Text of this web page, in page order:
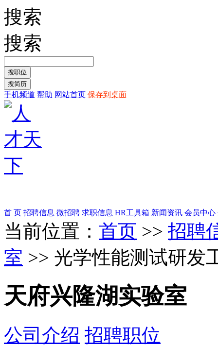
搜索
搜索
手机频道 帮助 网站首页 保存到桌面
首 页 招聘信息 微招聘 求职信息 HR工具箱 新闻资讯 会员中心
当前位置： 首页 >> 招聘
室 >> 光学性能测试研发
天府兴隆湖实验室
公司介绍 招聘职位